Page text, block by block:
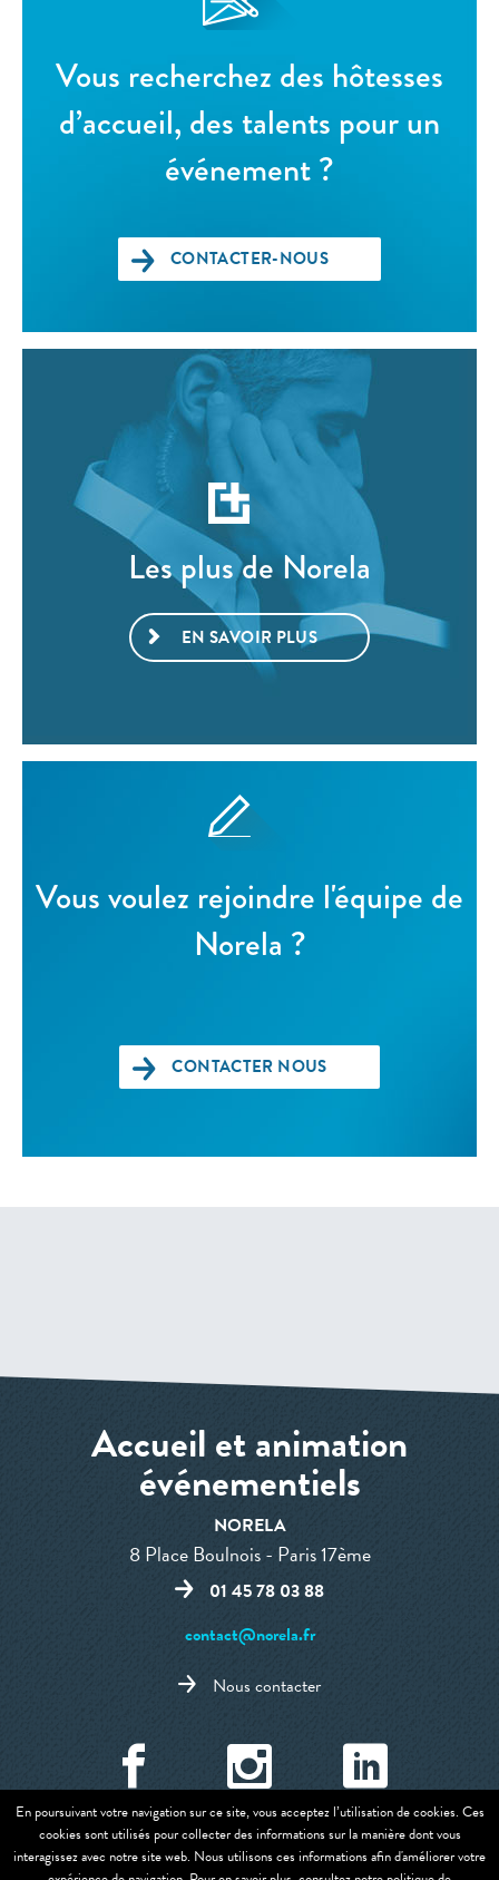
Vous recherchez des hôtesses
d’accueil, des talents pour un
événement ?
CONTACTER-NOUS
Les plus de Norela
EN SAVOIR PLUS
Vous voulez rejoindre l'équipe de
Norela ?
CONTACTER NOUS
Accueil et animation
événementiels
NORELA
8 Place Boulnois - Paris 17ème
01 45 78 03 88
contact@norela.fr
Nous contacter
Mentions légales et CGU-Politique de confidentialites et cookies
En poursuivant votre navigation sur ce site, vous acceptez l’utilisation de cookies. Ces
cookies sont utilisés pour collecter des informations sur la manière dont vous
interagissez avec notre site web. Nous utilisons ces informations afin d'améliorer votre